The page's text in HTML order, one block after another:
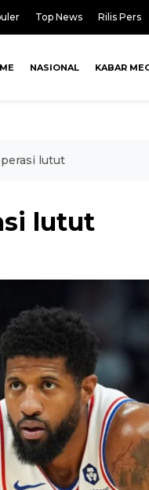
Top News Rilis Pers
NASIONAL KABAR
lutut
lutut